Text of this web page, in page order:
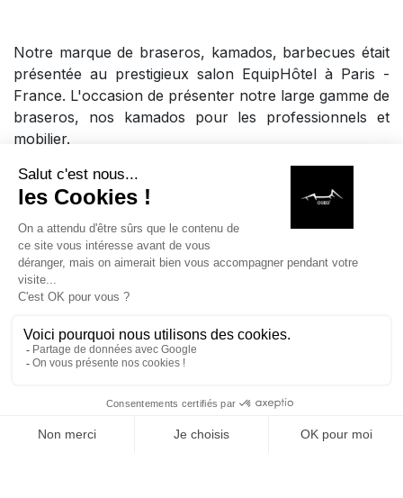
MAISON BOUTIQUE RECHERCHE LISTE DE SOUHAITS
Notre marque de braseros, kamados, barbecues était
présentée au prestigieux salon EquipHôtel à Paris -
France. L'occasion de présenter notre large gamme de
braseros, nos kamados pour les professionnels et
mobilier.